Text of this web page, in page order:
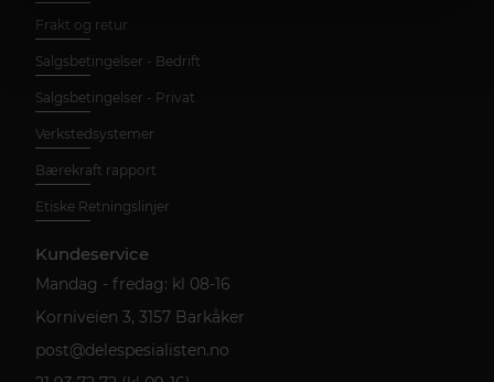
Frakt og retur
Salgsbetingelser - Bedrift
Salgsbetingelser - Privat
Verkstedsystemer
Bærekraft rapport
Etiske Retningslinjer
Kundeservice
Mandag - fredag: kl 08-16
Korniveien 3, 3157 Barkåker
post@delespesialisten.no